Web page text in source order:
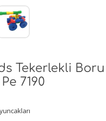
Tekerlekli
7190